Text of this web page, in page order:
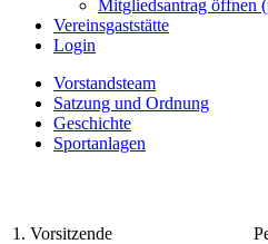
Mitgliedsantrag öffnen
Vereinsgaststätte
Login
Vorstandsteam
Satzung und Ordnung
Geschichte
Sportanlagen
1. Vorsitzende